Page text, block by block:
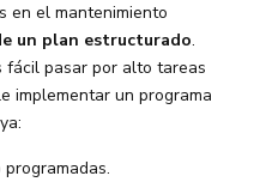
en el mantenimiento
un plan estructurado.
fácil pasar por alto tareas
implementar un programa